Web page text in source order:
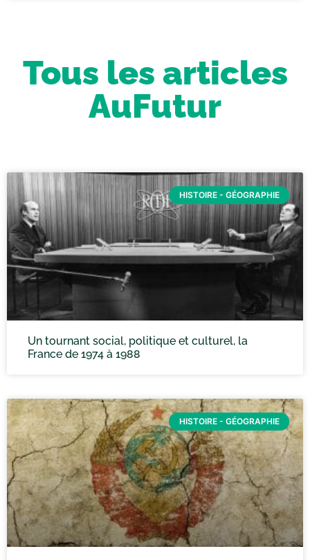
Tous les articles
AuFutur
HISTOIRE - GÉOGRAPHIE
Un tournant social, politique et culturel, la
France de 1974 à 1988
HISTOIRE - GÉOGRAPHIE